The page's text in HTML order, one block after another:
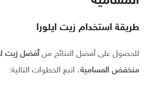
طريقة استخدام زيت ايلورا
للحصول على أفضل النتائج من أفضل زيت
منخفض المسامية، اتبع الخطوات التالية: